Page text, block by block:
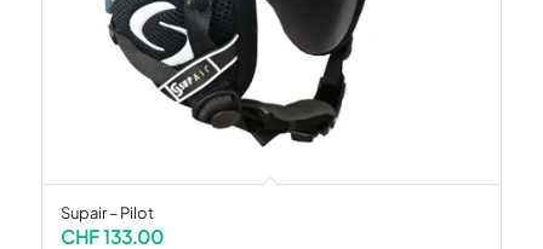
Supair – Pilot
CHF133.00